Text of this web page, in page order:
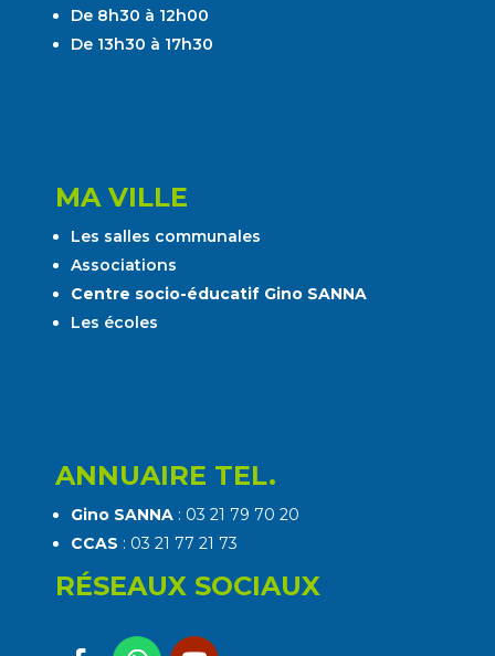
De 8h30 à 12h00
De 13h30 à 17h30
MA VILLE
Les salles communales
Associations
Centre socio-éducatif Gino SANNA
Les écoles
ANNUAIRE TEL.
Gino SANNA : 03 21 79 70 20
CCAS : 03 21 77 21 73
RÉSEAUX SOCIAUX